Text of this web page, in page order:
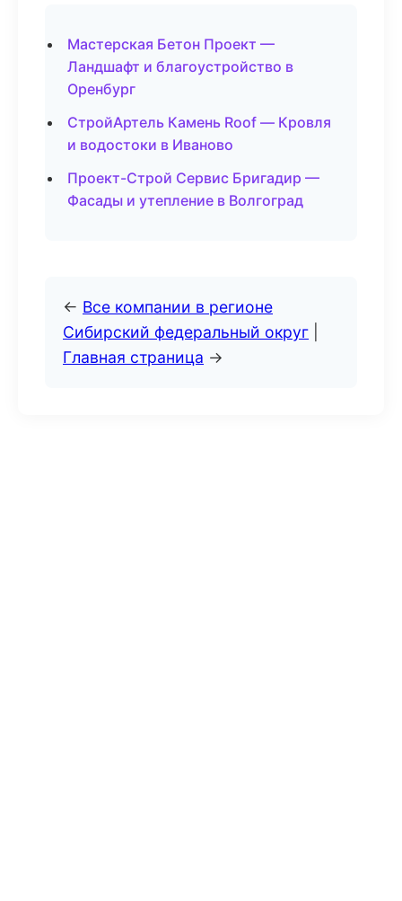
Мастерская Бетон Проект —
Ландшафт и благоустройство в
Оренбург
СтройАртель Камень Roof — Кровля
и водостоки в Иваново
Проект-Строй Сервис Бригадир —
Фасады и утепление в Волгоград
← Все компании в регионе
Сибирский федеральный округ
Главная страница →